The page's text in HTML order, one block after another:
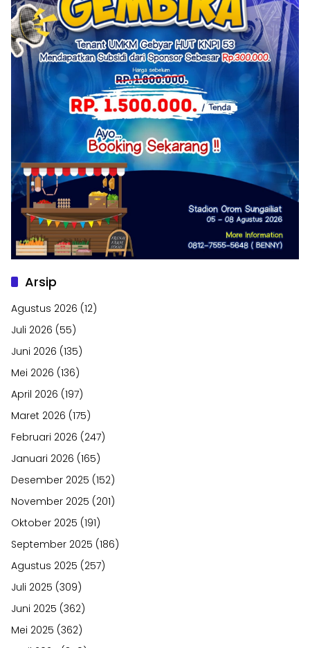
Arsip
Agustus 2026 (12)
Juli 2026 (55)
Juni 2026 (135)
Mei 2026 (136)
April 2026 (197)
Maret 2026 (175)
Februari 2026 (247)
Januari 2026 (165)
Desember 2025 (152)
November 2025 (201)
Oktober 2025 (191)
September 2025 (186)
Agustus 2025 (257)
Juli 2025 (309)
Juni 2025 (362)
Mei 2025 (362)